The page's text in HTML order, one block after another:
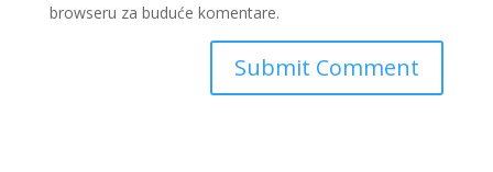
browseru za buduće komentare.